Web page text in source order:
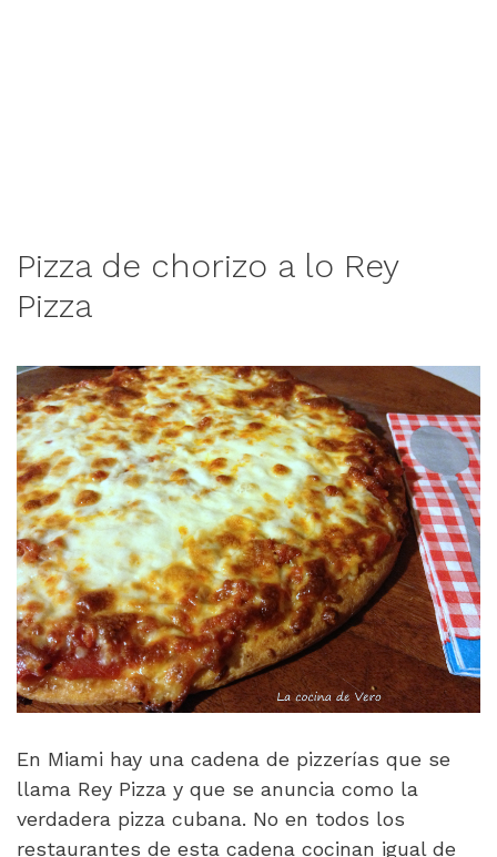
Pizza de chorizo a lo Rey
Pizza
En Miami hay una cadena de pizzerías que se
llama Rey Pizza y que se anuncia como la
verdadera pizza cubana. No en todos los
restaurantes de esta cadena cocinan igual de